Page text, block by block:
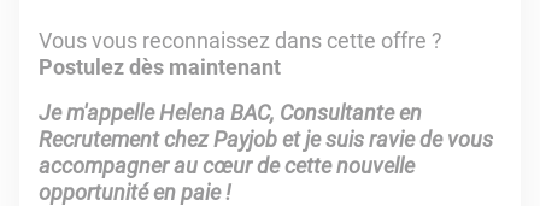
Vous vous reconnaissez dans cette offre ?
Postulez dès maintenant
Je m'appelle Helena BAC, Consultante en
Recrutement chez Payjob et je suis ravie de vous
accompagner au cœur de cette nouvelle
opportunité en paie !